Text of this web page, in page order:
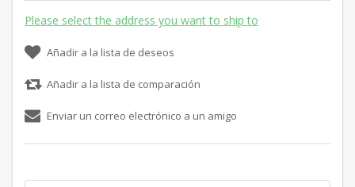
Please select the address you want to ship to
Añadir a la lista de deseos
Añadir a la lista de comparación
Enviar un correo electrónico a un amigo